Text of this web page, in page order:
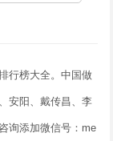
行榜大全。中国做
安阳、戴传昌、李
询添加微信号：me